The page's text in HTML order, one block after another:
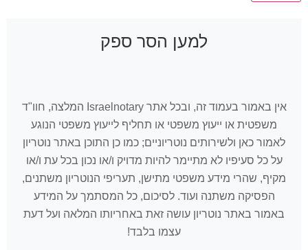
למען הסר ספק
אין באמור בעמוד זה, ובכל אתר Israelnotary המלצה, חוו"ד
משפטית או ייעוץ משפטי או תחליף לייעוץ משפטי הנוגע
לאמור כאן ולשירותים נוטריוניים; כמו כן התוכן באתר נוטריון
על כל סעיפיו לא מתיימר להיות מדויק ו/או נכון בכל עת ו/או
מקיף, שהרי מידע משפטי מתישן, תעריפי הנוטריון משתנים,
הפסיקה משתנה ועוד. לסיכום, כל המסתמך על המידע
באמור באתר נוטריון עושה זאת באחריותו המלאה ועל דעת
עצמו בלבד!